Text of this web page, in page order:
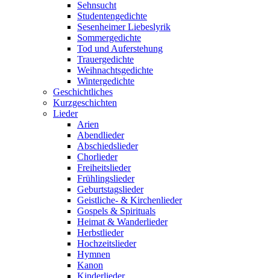
Sehnsucht
Studentengedichte
Sesenheimer Liebeslyrik
Sommergedichte
Tod und Auferstehung
Trauergedichte
Weihnachtsgedichte
Wintergedichte
Geschichtliches
Kurzgeschichten
Lieder
Arien
Abendlieder
Abschiedslieder
Chorlieder
Freiheitslieder
Frühlingslieder
Geburtstagslieder
Geistliche- & Kirchenlieder
Gospels & Spirituals
Heimat & Wanderlieder
Herbstlieder
Hochzeitslieder
Hymnen
Kanon
Kinderlieder